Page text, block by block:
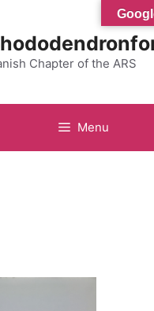
Chapter of the ARS
Menu